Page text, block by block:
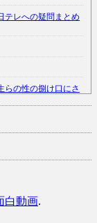
テレへの疑問まとめ
らの性の捌け口にさ
で賛同広がらず
白動画.